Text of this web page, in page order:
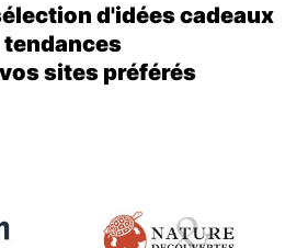
d'idées cadeaux
tendances
sites préférés